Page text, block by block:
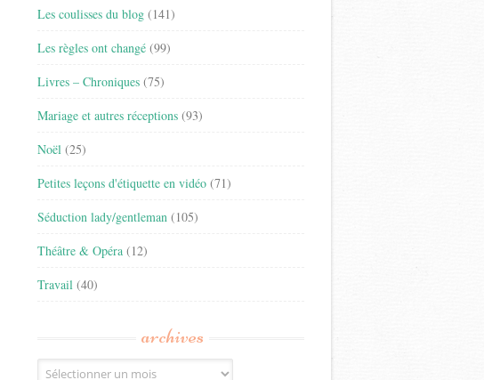
Les coulisses du blog (141)
Les règles ont changé (99)
Livres – Chroniques (75)
Mariage et autres réceptions (93)
Noël (25)
Petites leçons d'étiquette en vidéo (71)
Séduction lady/gentleman (105)
Théâtre & Opéra (12)
Travail (40)
archives
Archives